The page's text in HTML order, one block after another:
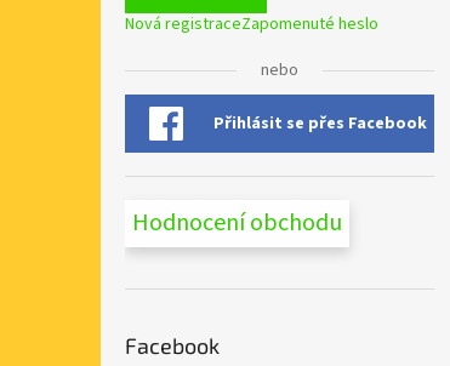
Nová registraceZapomenuté heslo
nebo
Přihlásit se přes Facebook
Hodnocení obchodu
Facebook